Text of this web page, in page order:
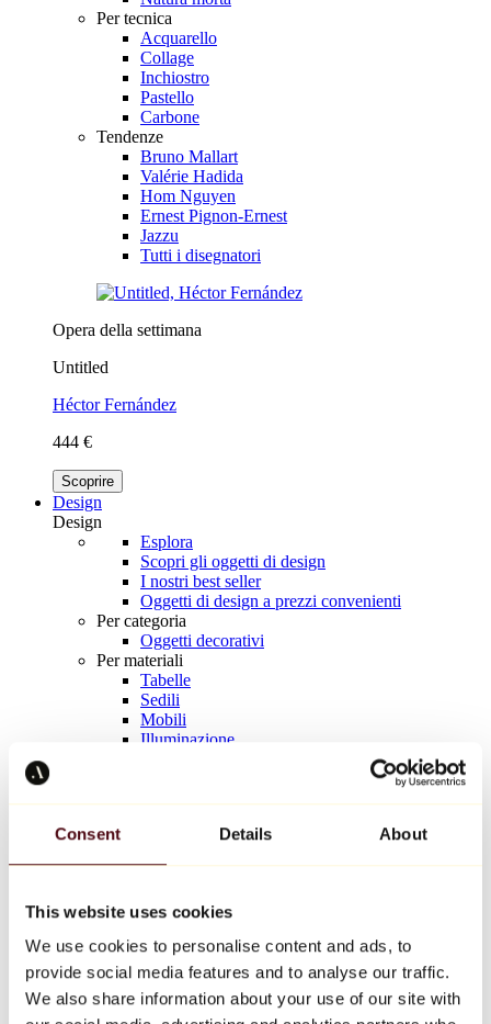
Consent Details About
This website uses cookies
We use cookies to personalise content and ads, to
provide social media features and to analyse our traffic.
We also share information about your use of our site with
Per tecnica
Acquarello
Collage
Inchiostro
Pastello
Carbone
Tendenze
Bruno Mallart
Valérie Hadida
Hom Nguyen
Ernest Pignon-Ernest
Jazzu
Tutti i disegnatori
Opera della settimana
Untitled
Héctor Fernández
444 €
Scoprire
Design
Design
Esplora
Scopri gli oggetti di design
I nostri best seller
Oggetti di design a prezzi convenienti
Per categoria
Oggetti decorativi
Per materiali
Tabelle
Sedili
Mobili
Illuminazione
Keith Haring
Tutti i designer
Opera della settimana